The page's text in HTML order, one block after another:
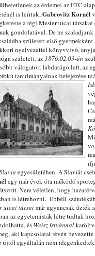
az érdemei az FTC
is leírtuk,Gabrovitz Kornél
a régi Mester utcai
gondolatával. De ne
született első gyermekként
nyelvezettel könyvvivő,
született, az 1876.02.03-án
válogatott labdarúgó lett, az
tanulmányainak befejezése
egyesületében. A Slaviát
egy már évek óta működő
Nem véletlen, hogy
is létrehozni. Ebbéli
utcai társaimár ugyancsak űzték
az egyetemisták létre tudtak
és Weisz Istvánnal
aki kapcsolatai révén
egyáltalán nem